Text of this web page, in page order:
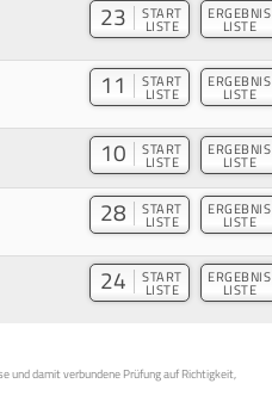
23 START
LISTE
ERGEBNIS
LISTE
11 START
LISTE
ERGEBNIS
LISTE
10 START
LISTE
ERGEBNIS
LISTE
28 START
LISTE
ERGEBNIS
LISTE
24 START
LISTE
ERGEBNIS
LISTE
und damit verbundene Prüfung auf Richtigkeit,